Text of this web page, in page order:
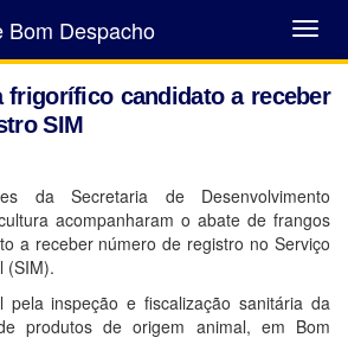
Abrir
Menu
Bom Despacho
frigorífico candidato a receber
SIM
da Secretaria de Desenvolvimento
acompanharam o abate de frangos
a receber número de registro no Serviço
(SIM).
pela inspeção e fiscalização sanitária da
produtos de origem animal, em Bom